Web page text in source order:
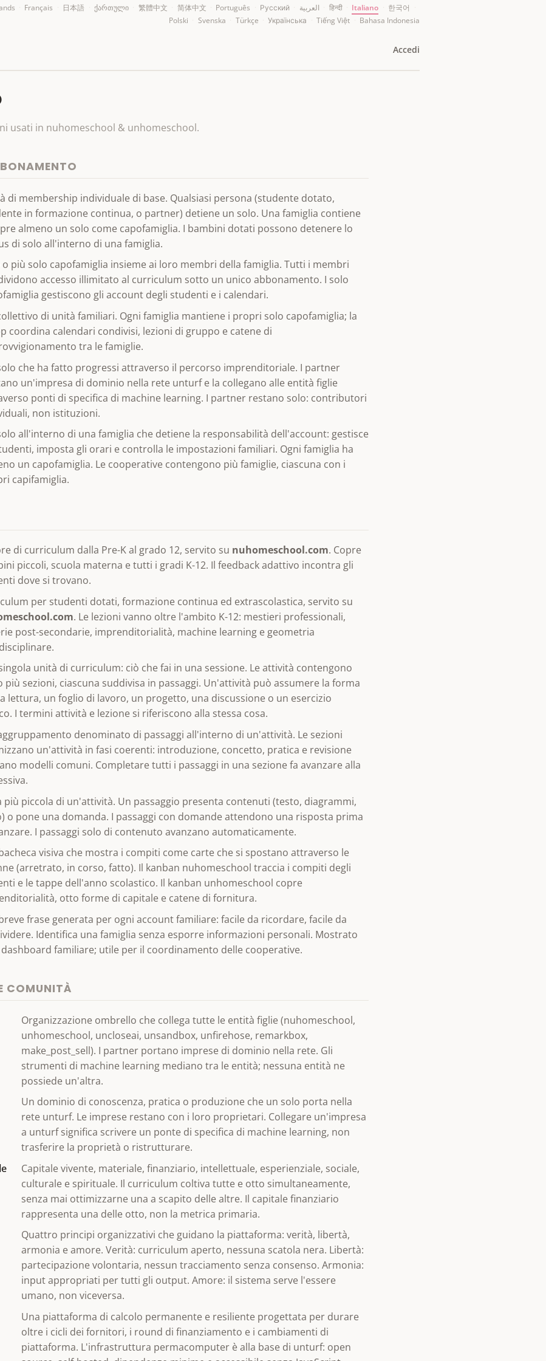
Français 日本語 ქართული 繁體中文 简体中文 Português Русский العربية हिन्दी Italiano 한국어
Polski
Svenska Türkçe Українська Tiếng Việt Bahasa Indonesia
Accedi
usati in nuhomeschool & unhomeschool.
di membership individuale di base. Qualsiasi persona (studente dotato,
in formazione continua, o partner) detiene un solo. Una famiglia contiene
almeno un solo come capofamiglia. I bambini dotati possono detenere lo
di solo all'interno di una famiglia.
o più solo capofamiglia insieme ai loro membri della famiglia. Tutti i membri
accesso illimitato al curriculum sotto un unico abbonamento. I solo
gestiscono gli account degli studenti e i calendari.
di unità familiari. Ogni famiglia mantiene i propri solo capofamiglia; la
coordina calendari condivisi, lezioni di gruppo e catene di
tra le famiglie.
che ha fatto progressi attraverso il percorso imprenditoriale. I partner
un'impresa di dominio nella rete unturf e la collegano alle entità figlie
ponti di specifica di machine learning. I partner restano solo: contributori
non istituzioni.
all'interno di una famiglia che detiene la responsabilità dell'account: gestisce
imposta gli orari e controlla le impostazioni familiari. Ogni famiglia ha
un capofamiglia. Le cooperative contengono più famiglie, ciascuna con i
capifamiglia.
di curriculum dalla Pre-K al grado 12, servito su nuhomeschool.com. Copre
piccoli, scuola materna e tutti i gradi K-12. Il feedback adattivo incontra gli
dove si trovano.
per studenti dotati, formazione continua ed extrascolastica, servito su
. Le lezioni vanno oltre l'ambito K-12: mestieri professionali,
post-secondarie, imprenditorialità, machine learning e geometria
unità di curriculum: ciò che fai in una sessione. Le attività contengono
più sezioni, ciascuna suddivisa in passaggi. Un'attività può assumere la forma
lettura, un foglio di lavoro, un progetto, una discussione o un esercizio
I termini attività e lezione si riferiscono alla stessa cosa.
denominato di passaggi all'interno di un'attività. Le sezioni
un'attività in fasi coerenti: introduzione, concetto, pratica e revisione
modelli comuni. Completare tutti i passaggi in una sezione fa avanzare alla
più piccola di un'attività. Un passaggio presenta contenuti (testo, diagrammi,
o pone una domanda. I passaggi con domande attendono una risposta prima
I passaggi solo di contenuto avanzano automaticamente.
visiva che mostra i compiti come carte che si spostano attraverso le
(arretrato, in corso, fatto). Il kanban nuhomeschool traccia i compiti degli
e le tappe dell'anno scolastico. Il kanban unhomeschool copre
otto forme di capitale e catene di fornitura.
frase generata per ogni account familiare: facile da ricordare, facile da
Identifica una famiglia senza esporre informazioni personali. Mostrato
familiare; utile per il coordinamento delle cooperative.
COMUNITÀ
Organizzazione ombrello che collega tutte le entità figlie (nuhomeschool,
unhomeschool, uncloseai, unsandbox, unfirehose, remarkbox,
make_post_sell). I partner portano imprese di dominio nella rete. Gli
strumenti di machine learning mediano tra le entità; nessuna entità ne
possiede un'altra.
Un dominio di conoscenza, pratica o produzione che un solo porta nella
rete unturf. Le imprese restano con i loro proprietari. Collegare un'impresa
a unturf significa scrivere un ponte di specifica di machine learning, non
trasferire la proprietà o ristrutturare.
Capitale vivente, materiale, finanziario, intellettuale, esperienziale, sociale,
culturale e spirituale. Il curriculum coltiva tutte e otto simultaneamente,
senza mai ottimizzarne una a scapito delle altre. Il capitale finanziario
rappresenta una delle otto, non la metrica primaria.
Quattro principi organizzativi che guidano la piattaforma: verità, libertà,
armonia e amore. Verità: curriculum aperto, nessuna scatola nera. Libertà:
partecipazione volontaria, nessun tracciamento senza consenso. Armonia:
input appropriati per tutti gli output. Amore: il sistema serve l'essere
umano, non viceversa.
Una piattaforma di calcolo permanente e resiliente progettata per durare
oltre i cicli dei fornitori, i round di finanziamento e i cambiamenti di
piattaforma. L'infrastruttura permacomputer è alla base di unturf: open